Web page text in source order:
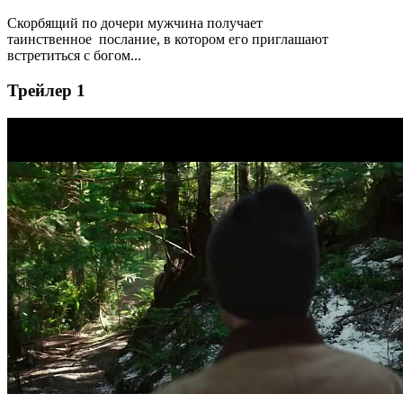
Скорбящий по дочери мужчина получает
таинственное послание, в котором его приглашают
встретиться с богом...
Трейлер 1